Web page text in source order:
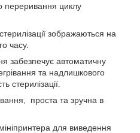
переривання циклу
зображаються на
часу.
забезпечує автоматичну
та надлишкового
стерилізації.
проста та зручна в
для виведення